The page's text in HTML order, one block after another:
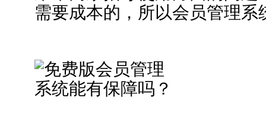
需要成本的，所以会员管理